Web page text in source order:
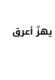
أعرق